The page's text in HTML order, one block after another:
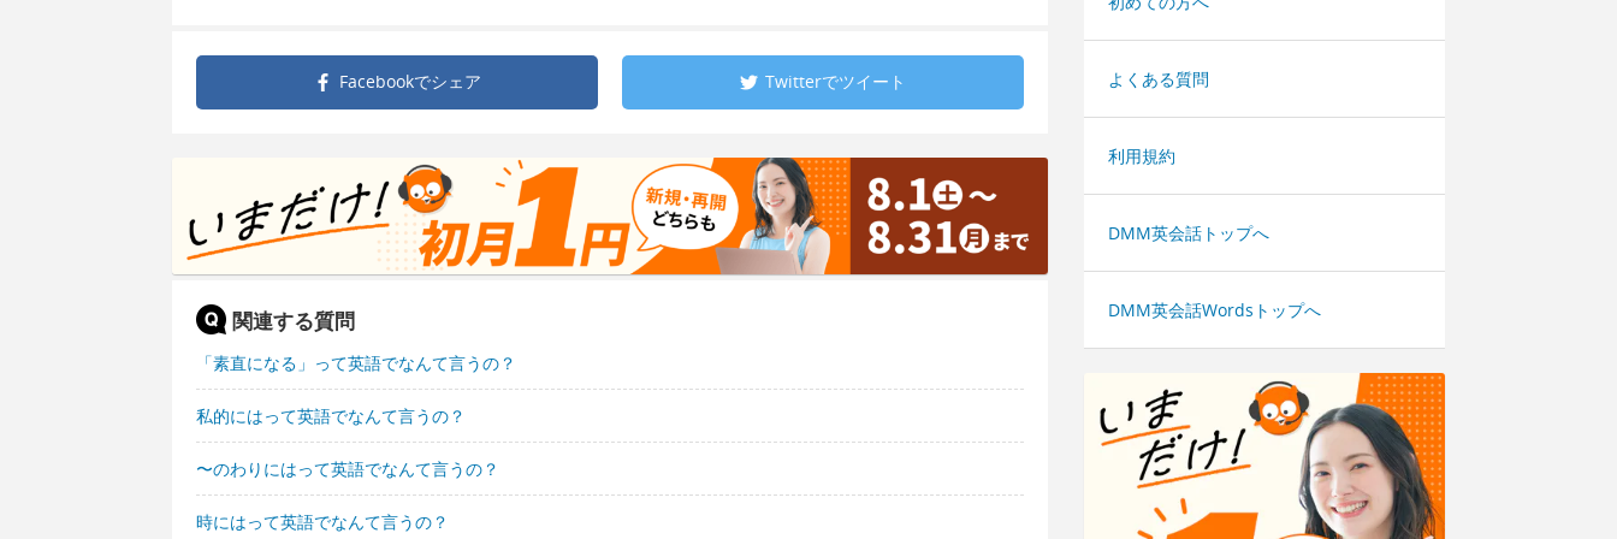
Facebookでシェア Twitterでツイート
関連する質問
「素直になる」って英語でなんて言うの？
私的にはって英語でなんて言うの？
〜のわりにはって英語でなんて言うの？
時にはって英語でなんて言うの？
よくある質問
利用規約
DMM英会話トップへ
DMM英会話Wordsトップへ